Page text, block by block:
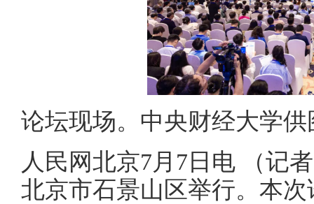
论坛现场。中央财经大学供
人民网北京7月7日电 （记
北京市石景山区举行。本